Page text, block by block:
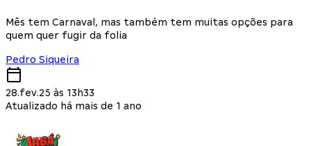
Mês tem Carnaval, mas também tem muitas opções para
quem quer fugir da folia
Pedro Siqueira
28.fev.25 às 13h33
Atualizado há mais de 1 ano